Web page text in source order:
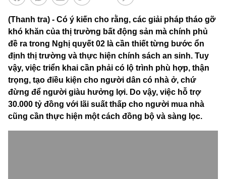
(Thanh tra) - Có ý kiến cho rằng, các giải pháp tháo gỡ
khó khăn của thị trường bất động sản mà chính phủ
đề ra trong Nghị quyết 02 là cần thiết từng bước ổn
định thị trường và thực hiện chính sách an sinh. Tuy
vậy, việc triển khai cần phải có lộ trình phù hợp, thận
trọng, tạo điều kiện cho người dân có nhà ở, chứ
đừng để người giàu hưởng lợi. Do vậy, việc hỗ trợ
30.000 tỷ đồng với lãi suất thấp cho người mua nhà
cũng cần thực hiện một cách đồng bộ và sàng lọc.